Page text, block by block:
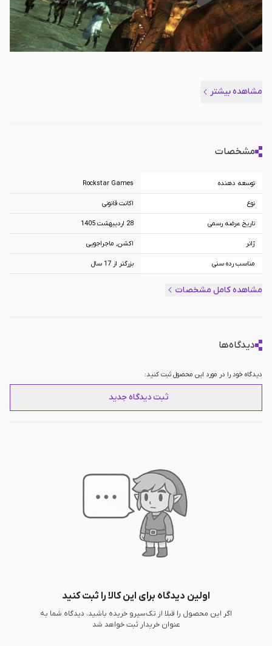
مشاهده بیشتر
مشخصات
توسعه دهنده Rockstar Games
نوع اکانت قانونی
تاریخ عرضه رسمی 28 اردیبهشت 1405
ژانر اکشن, ماجراجویی
مناسب رده سنی بزرگتر از 17 سال
مشاهده کامل مشخصات
دیدگاه‌ها
دیدگاه خود را در مورد این محصول ثبت کنید:
ثبت دیدگاه جدید
اولین دیدگاه برای این کالا را ثبت کنید
اگر این محصول را قبلا از تک‌سیرو خریده باشید، دیدگاه شما به
عنوان خریدار ثبت خواهد شد